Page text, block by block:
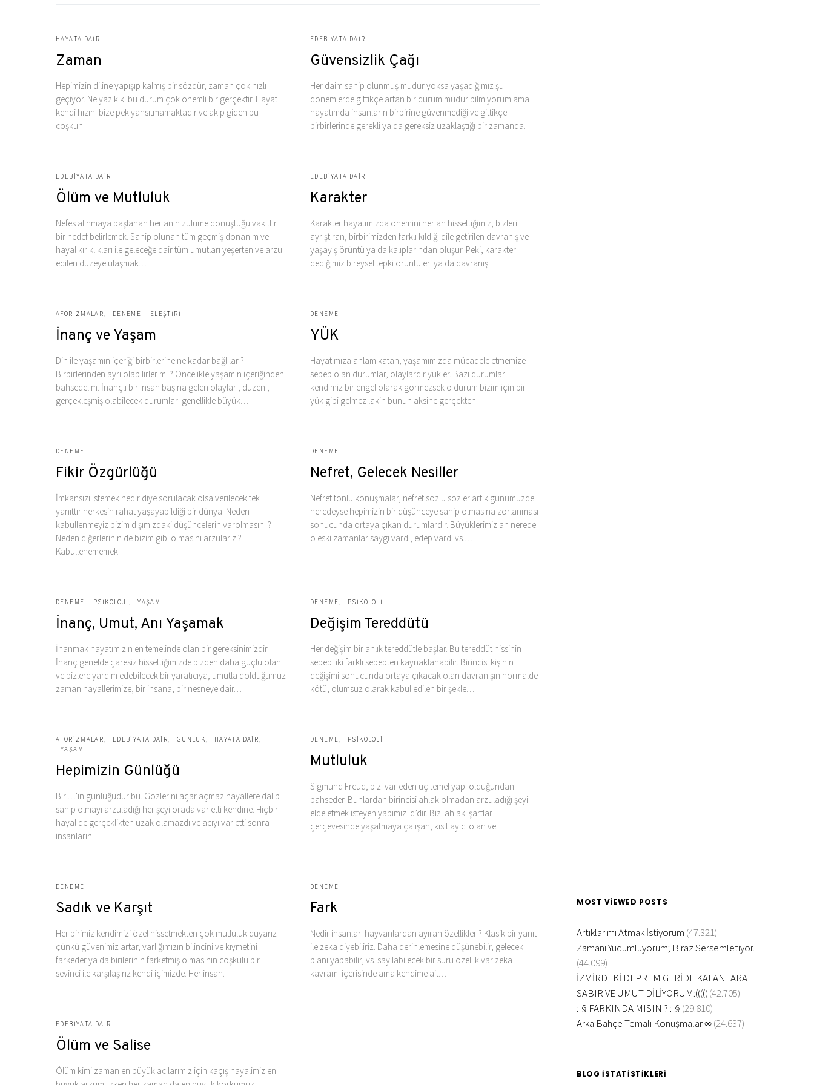
HAYATA DAIR
Zaman
Hepimizin diline yapışıp kalmış bir sözdür, zaman çok hızlı
geçiyor. Ne yazık ki bu durum çok önemli bir gerçektir. Hayat
kendi hızını bize pek yansıtmamaktadır ve akıp giden bu
coşkun…
EDEBIYATA DAIR
Güvensizlik Çağı
Her daim sahip olunmuş mudur yoksa yaşadığımız şu
dönemlerde gittikçe artan bir durum mudur bilmiyorum ama
hayatımda insanların birbirine güvenmediği ve gittikçe
birbirlerinde gerekli ya da gereksiz uzaklaştığı bir zamanda…
EDEBIYATA DAIR
Ölüm ve Mutluluk
Nefes alınmaya başlanan her anın zulüme dönüştüğü vakittir
bir hedef belirlemek. Sahip olunan tüm geçmiş donanım ve
hayal kırıklıkları ile geleceğe dair tüm umutları yeşerten ve arzu
edilen düzeye ulaşmak…
EDEBIYATA DAIR
Karakter
Karakter hayatımızda önemini her an hissettiğimiz, bizleri
ayrıştıran, birbirimizden farklı kıldığı dile getirilen davranış ve
yaşayış örüntü ya da kalıplarından oluşur. Peki, karakter
dediğimiz bireysel tepki örüntüleri ya da davranış…
AFORIZMALAR DENEME ELEŞTIRI
İnanç ve Yaşam
Din ile yaşamın içeriği birbirlerine ne kadar bağlılar ?
Birbirlerinden ayrı olabilirler mi ? Öncelikle yaşamın içeriğinden
bahsedelim. İnançlı bir insan başına gelen olayları, düzeni,
gerçekleşmiş olabilecek durumları genellikle büyük…
DENEME
YÜK
Hayatımıza anlam katan, yaşamımızda mücadele etmemize
sebep olan durumlar, olaylardır yükler. Bazı durumları
kendimiz bir engel olarak görmezsek o durum bizim için bir
yük gibi gelmez lakin bunun aksine gerçekten…
DENEME
Fikir Özgürlüğü
İmkansızı istemek nedir diye sorulacak olsa verilecek tek
yanıttır herkesin rahat yaşayabildiği bir dünya. Neden
kabullenmeyiz bizim dışımızdaki düşüncelerin varolmasını ?
Neden diğerlerinin de bizim gibi olmasını arzularız ?
Kabullenememek…
DENEME
Nefret, Gelecek Nesiller
Nefret tonlu konuşmalar, nefret sözlü sözler artık günümüzde
neredeyse hepimizin bir düşünceye sahip olmasına zorlanması
sonucunda ortaya çıkan durumlardır. Büyüklerimiz ah nerede
o eski zamanlar saygı vardı, edep vardı vs.…
DENEME PSIKOLOJI YAŞAM
İnanç, Umut, Anı Yaşamak
İnanmak hayatımızın en temelinde olan bir gereksinimizdir.
İnanç genelde çaresiz hissettiğimizde bizden daha güçlü olan
ve bizlere yardım edebilecek bir yaratıcıya, umutla dolduğumuz
zaman hayallerimize, bir insana, bir nesneye dair…
DENEME PSIKOLOJI
Değişim Tereddütü
Her değişim bir anlık tereddütle başlar. Bu tereddüt hissinin
sebebi iki farklı sebepten kaynaklanabilir. Birincisi kişinin
değişimi sonucunda ortaya çıkacak olan davranışın normalde
kötü, olumsuz olarak kabul edilen bir şekle…
AFORIZMALAR EDEBIYATA DAIR GÜNLÜK
HAYATA DAIR
YAŞAM
Hepimizin Günlüğü
Bir …’ın günlüğüdür bu. Gözlerini açar açmaz hayallere dalıp
sahip olmayı arzuladığı her şeyi orada var etti kendine. Hiçbir
hayal de gerçeklikten uzak olamazdı ve acıyı var etti sonra
insanların…
DENEME PSIKOLOJI
Mutluluk
Sigmund Freud, bizi var eden üç temel yapı olduğundan
bahseder. Bunlardan birincisi ahlak olmadan arzuladığı şeyi
elde etmek isteyen yapımız id’dir. Bizi ahlaki şartlar
çerçevesinde yaşatmaya çalışan, kısıtlayıcı olan ve…
DENEME
Sadık ve Karşıt
Her birimiz kendimizi özel hissetmekten çok mutluluk duyarız
çünkü güvenimiz artar, varlığımızın bilincini ve kıymetini
farkeder ya da birilerinin farketmiş olmasının coşkulu bir
sevinci ile karşılaşırız kendi içimizde. Her insan…
DENEME
Fark
Nedir insanları hayvanlardan ayıran özellikler ? Klasik bir yanıt
ile zeka diyebiliriz. Daha derinlemesine düşünebilir, gelecek
planı yapabilir, vs. sayılabilecek bir sürü özellik var zeka
kavramı içerisinde ama kendime ait…
EDEBIYATA DAIR
Ölüm ve Salise
Ölüm kimi zaman en büyük acılarımız için kaçış hayalimiz en
MOST VIEWED POSTS
Artıklarımı Atmak İstiyorum (47.321)
Zamanı Yudumluyorum; Biraz Sersemletiyor.
(44.099)
İZMİRDEKİ DEPREM GERİDE KALANLARA
SABIR VE UMUT DİLİYORUM:((((((42.705)
:-§ FARKINDA MISIN ? :-§ (29.810)
Arka Bahçe Temalı Konuşmalar ∞(24.637)
BLOG İSTATISTIKLERI